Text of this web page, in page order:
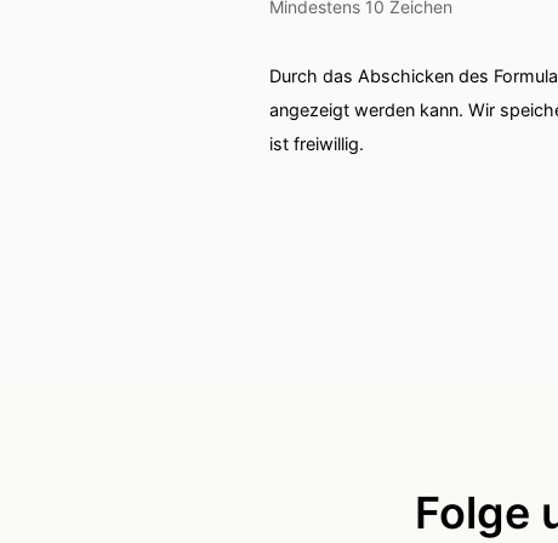
00:01:47: Das war die
00:01:49: Wir hatten
00:01:53: Und ich hatte
Mindestens 10 Zeichen
Durch das Abschicken des
angezeigt werden kann. Wir
ist freiwillig.
Folge